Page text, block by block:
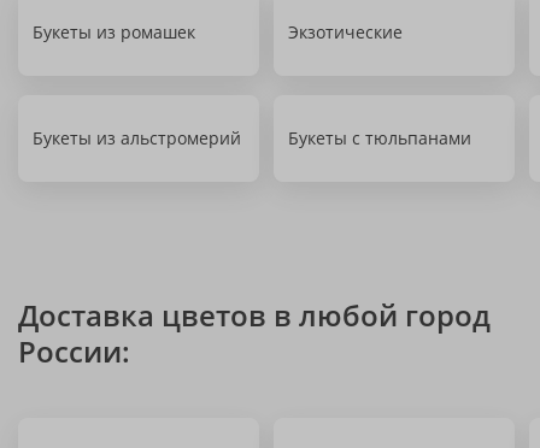
Букеты из ромашек Экзотические
Букеты из альстромерий Букеты с тюльпанами
Доставка цветов в любой город
России: